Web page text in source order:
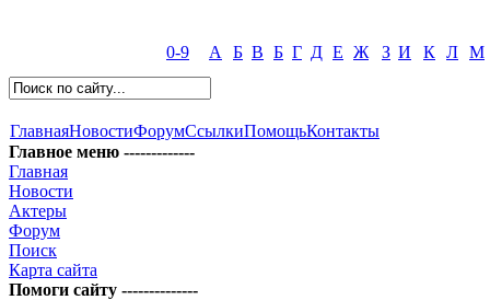
0-9 А Б В Б Г Д Е Ж З И К Л М
ГлавнаяНовостиФорумСсылкиПомощьКонтакты
Главное меню -------------
Главная
Новости
Актеры
Форум
Поиск
Карта сайта
Помоги сайту --------------